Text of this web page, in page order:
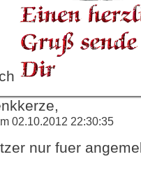
02.10.2012 22:30:35
nur fuer